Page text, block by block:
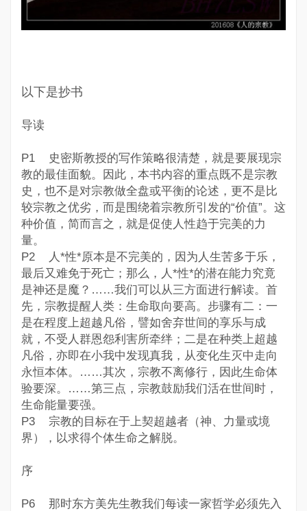
以下是抄书
导读
P1 史密斯教授的写作策略很清楚，就是要展现宗
教的最佳面貌。因此，本书内容的重点既不是宗教
史，也不是对宗教做全盘或平衡的论述，更不是比
较宗教之优劣，而是围绕着宗教所引发的“价值”。这
种价值，简而言之，就是促使人性趋于完美的力
量。
P2 人*性*原本是不完美的，因为人生苦多于乐，
最后又难免于死亡；那么，人*性*的潜在能力究竟
是神还是魔？……我们可以从三方面进行解读。首
先，宗教提醒人类：生命取向要高。步骤有二：一
是在程度上超越凡俗，譬如舍弃世间的享乐与成
就，不受人群恩怨利害所牵绊；二是在种类上超越
凡俗，亦即在小我中发现真我，从变化生灭中走向
永恒本体。……其次，宗教不离修行，因此生命体
验要深。……第三点，宗教鼓励我们活在世间时，
生命能量要强。
P3 宗教的目标在于上契超越者（神、力量或境
界），以求得个体生命之解脱。
序
P6 那时东方美先生教我们每读一家哲学必须先入